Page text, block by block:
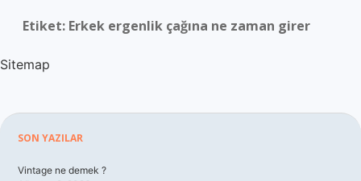
Hakkımızda
Etiket: Erkek ergenlik çağına ne zaman girer
Sitemap
Sidebar
SON YAZILAR
Vintage ne demek ?